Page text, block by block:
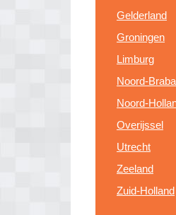
Gelderland
Groningen
Limburg
Noord-
Noord-
Overijssel
Utrecht
Zeeland
Zuid-Holland